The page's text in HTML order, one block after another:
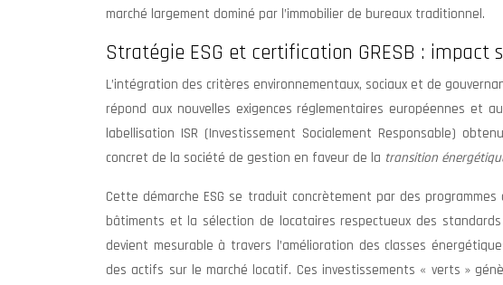
marché largement dominé par l’immobilier de bureaux traditionnel.
Stratégie ESG et certification GRESB :
L’intégration des critères environnementaux, sociaux et de
répond aux nouvelles exigences réglementaires européennes et
labellisation ISR (Investissement Socialement Responsable)
concret de la société de gestion en faveur de la transition
Cette démarche ESG se traduit concrètement par des
bâtiments et la sélection de locataires respectueux des
devient mesurable à travers l’amélioration des classes
des actifs sur le marché locatif. Ces investissements « verts »